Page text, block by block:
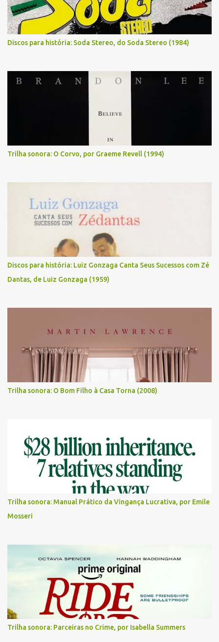
Discos para história: Soda Stereo, do Soda Stereo (1984)
Trilha sonora: O Corvo, por Graeme Revell (1994)
Discos para história: Luiz Gonzaga Canta Seus Sucessos com Zé
Dantas, de Luiz Gonzaga (1959)
Trilha sonora: O Bom Filho à Casa Torna (2008)
Trilha sonora: Manual Prático da Vingança Lucrativa, por Emile
Mosseri
Trilha sonora: Parceiras no Crime, por Isabella Summers